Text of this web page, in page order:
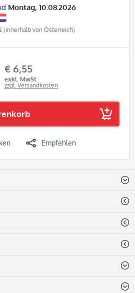
Montag, 10.08.2026
(innerhalb von Österreich)
€ 6,55
exkl. MwSt.
zzgl. Versandkosten
Empfehlen